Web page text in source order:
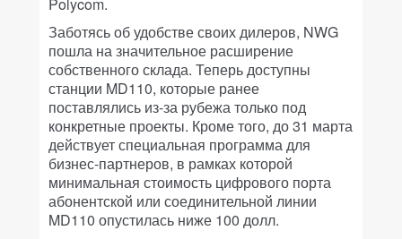
Заботясь об удобстве своих дилеров, NWG
пошла на значительное расширение
собственного склада. Теперь доступны
станции MD110, которые ранее
поставлялись из-за рубежа только под
конкретные проекты. Кроме того, до 31 марта
действует специальная программа для
бизнес-партнеров, в рамках которой
минимальная стоимость цифрового порта
абонентской или соединительной линии
MD110 опустилась ниже 100 долл.